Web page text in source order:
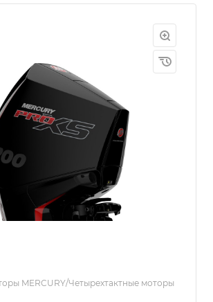
MERCURY/Четырехтактные моторы